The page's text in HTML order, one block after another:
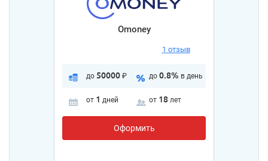
Omoney
1 отзыв
до 50000 ₽ до 0.8% в день
от 1 дней от 18 лет
Оформить